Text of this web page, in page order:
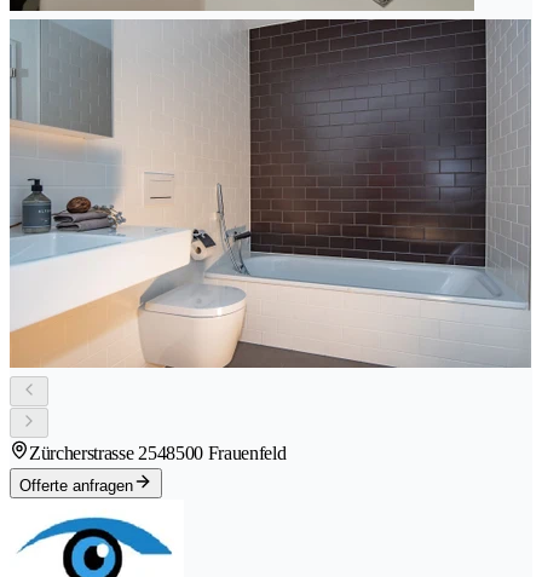
Zürcherstrasse 2548500 Frauenfeld
Offerte anfragen